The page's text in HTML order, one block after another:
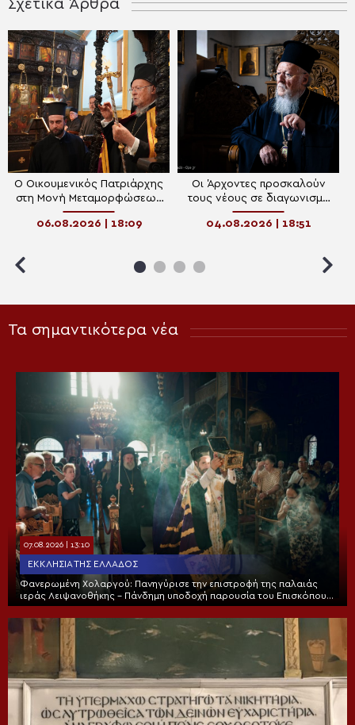
Σχετικά Άρθρα
Ο Οικουμενικός Πατριάρχης
στη Μονή Μεταμορφώσεως
Σωτήρος της Πρώτης των
Πριγκηποννήσων
06.08.2026 | 18:09
Οι Άρχοντες προσκαλούν
τους νέους σε διαγωνισμό
αφίσας για τον Οικουμενικό
Πατριάρχη
04.08.2026 | 18:51
Τα σημαντικότερα νέα
07.08.2026 | 13:10
ΕΚΚΛΗΣΊΑ ΤΗΣ ΕΛΛΆΔΟΣ
Φανερωμένη Χολαργού: Πανηγύρισε την επιστροφή της παλαιάς
ιεράς Λειψανοθήκης – Πάνδημη υποδοχή παρουσία του Επισκόπου
Χριστουπόλεως